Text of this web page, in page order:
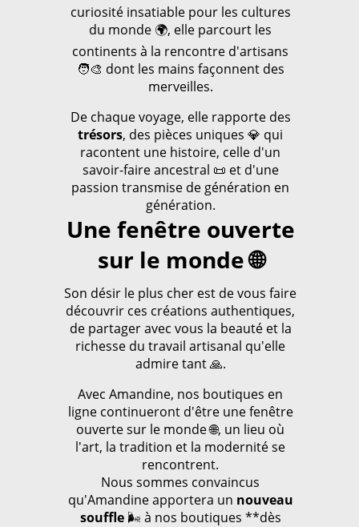
curiosité insatiable pour les cultures
du monde 🌍, elle parcourt les
continents à la rencontre d'artisans
🧑‍🎨 dont les mains façonnent des
merveilles.
De chaque voyage, elle rapporte des
trésors, des pièces uniques 💎 qui
racontent une histoire, celle d'un
savoir-faire ancestral 📜 et d'une
passion transmise de génération en
génération.
Une fenêtre ouverte
sur le monde 🌐
Son désir le plus cher est de vous faire
découvrir ces créations authentiques,
de partager avec vous la beauté et la
richesse du travail artisanal qu'elle
admire tant 🙏.
Avec Amandine, nos boutiques en
ligne continueront d'être une fenêtre
ouverte sur le monde 🌐, un lieu où
l'art, la tradition et la modernité se
rencontrent.
Nous sommes convaincus
qu'Amandine apportera un nouveau
souffle🌬️ à nos boutiques **dès